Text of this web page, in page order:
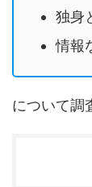
独身
情報
について調